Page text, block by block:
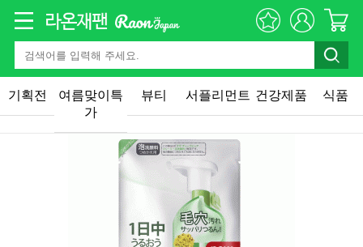
기획전
여름맞이특
가
뷰티 서플리먼트 건강제품 식품